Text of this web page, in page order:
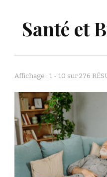
Santé et
Affichage : 1 - 10 sur 276